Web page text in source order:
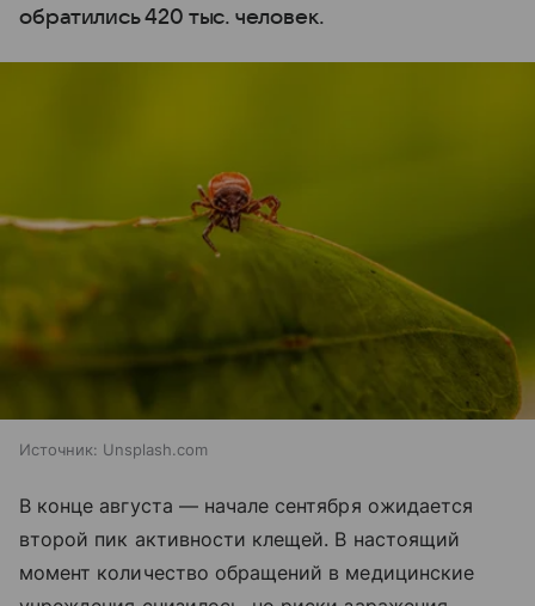
обратились 420 тыс. человек.
Источник: Unsplash.com
В конце августа — начале сентября ожидается
второй пик активности клещей. В настоящий
момент количество обращений в медицинские